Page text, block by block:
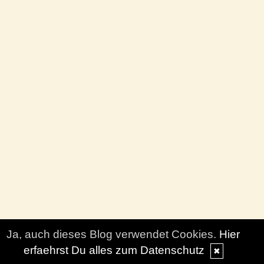
Ja, auch dieses Blog verwendet Cookies. Hier
erfaehrst Du alles zum Datenschutz
✖